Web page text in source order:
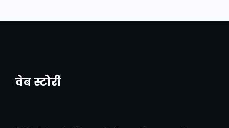
वेब स्टोरी
नया एक्सप्रेसवे: पूर्वांचल का लक, डेवलपमेंट का